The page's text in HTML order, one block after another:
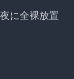
に全裸放置